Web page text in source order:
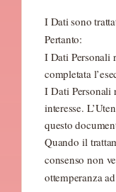
I Dati sono
Pertanto:
I Dati Personali
completata
I Dati Personali
interesse.
questo
Quando il
consenso non
ottemperanza